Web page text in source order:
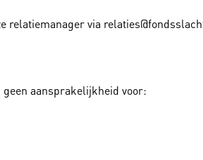
relatiemanager via
aansprakelijkheid voor: